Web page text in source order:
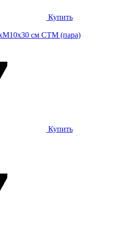
Купить
см CTM (пара)
Купить